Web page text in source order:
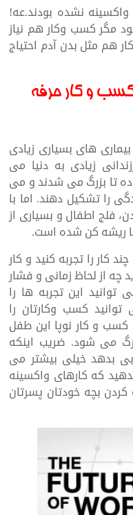
نشده بودند.عه!
مگر کسب وکار هم نیاز
هم مثل بدن آدم احتیاج
و کار حرفه
های بسیاری زیادی
زیادی به دنیا می
ده تا بزرگ می شدند و می
را تشکیل دهند. اما با
فلج اطفال و بسیاری از
ریشه کن شده است.
کار را تجربه کنید و کار
از لحاظ زمانی و فشار
این تجربه ها را
کسب وکارتان را
و کار نوپا این طفل
می شود. ضریب اینکه
بدهد خیلی بیشتر می
که کارهای واکسینه
بچه خودتان پسرتان